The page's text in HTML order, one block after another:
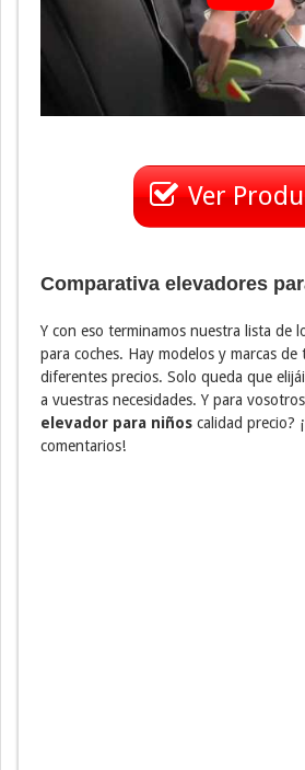
Ver
Comparativa elevadores
Y con eso terminamos nuestra lista de
para coches. Hay modelos y marcas de
diferentes precios. Solo queda que
a vuestras necesidades. Y para
elevador para niños calidad precio?
comentarios!